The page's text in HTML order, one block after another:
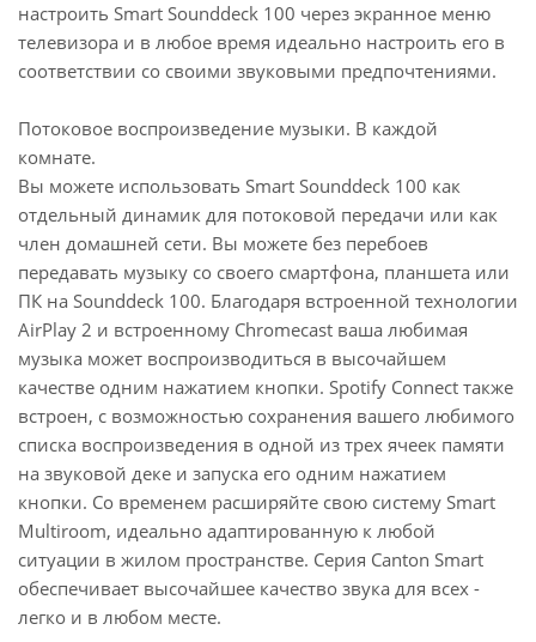
С серией Canton Smart вы можете, помимо
интеграции в WLAN в качестве мультирумного
варианта, подключить дополнительные
комнаты, также индивидуально для каждой
комнаты. Smart Sounddeck 100 можно расширить
по беспроводной сети, добавив до 7
дополнительных интеллектуальных динамиков.
Благодаря этим гибким возможностям
комбинирования в помещении создается
полноценная система домашнего кинотеатра без
каких-либо кабелей. В сочетании с сабвуфером и
двумя динамиками объемного звучания или в
составе большого интеллектуального домашнего
кинотеатра 7.1.2 - у вас есть выбор, чтобы собрать
идеальную установку для вашей гостиной.
Простое управление - также с помощью голосовой
команды
Помимо ручного управления с помощью
приложения, вы также можете использовать свой
голос для запуска, паузы, регулировки громкости
настроить Smart Sounddeck 100 через экранное меню
телевизора и в любое время идеально настроить его в
соответствии со своими звуковыми предпочтениями.
Потоковое воспроизведение музыки. В каждой
комнате.
Вы можете использовать Smart Sounddeck 100 как
отдельный динамик для потоковой передачи или как
член домашней сети. Вы можете без перебоев
передавать музыку со своего смартфона, планшета или
ПК на Sounddeck 100. Благодаря встроенной технологии
AirPlay 2 и встроенному Chromecast ваша любимая
музыка может воспроизводиться в высочайшем
качестве одним нажатием кнопки. Spotify Connect также
встроен, с возможностью сохранения вашего любимого
списка воспроизведения в одной из трех ячеек памяти
на звуковой деке и запуска его одним нажатием
кнопки. Со временем расширяйте свою систему Smart
Multiroom, идеально адаптированную к любой
ситуации в жилом пространстве. Серия Canton Smart
обеспечивает высочайшее качество звука для всех -
легко и в любом месте.